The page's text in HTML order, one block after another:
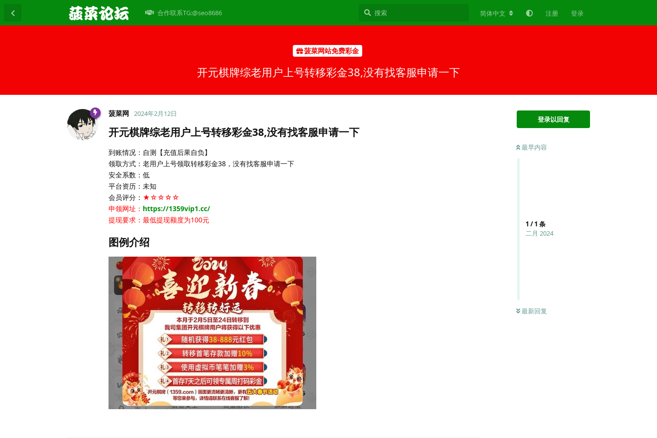
合作联系TG:@seo8686 简体中文 注册 登录
菠菜网站免费彩金
开元棋牌综老用户上号转移彩金38,没有找客服申请一下
登录以回复
最早内容
1 /1 条
二月 2024
最新回复
菠菜网 2024年2月12日
开元棋牌综老用户上号转移彩金38,没有找客服申请一下
到账情况：自测【充值后果自负】
领取方式：老用户上号领取转移彩金38，没有找客服申请一下
安全系数：低
平台资历：未知
会员评分： ★☆☆☆☆
申领网址： https://1359vip1.cc/
提现要求：最低提现额度为100元
图例介绍